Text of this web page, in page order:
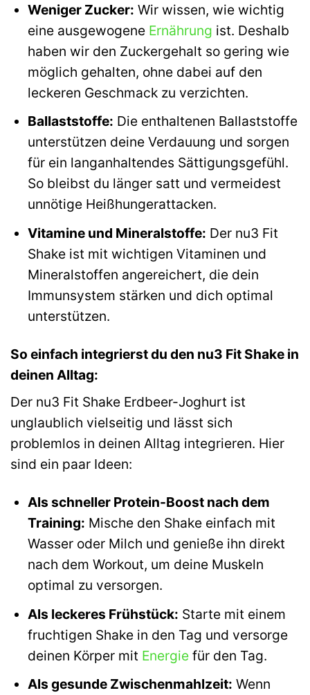
Weniger Zucker: Wir wissen, wie wichtig
eine ausgewogene Ernährung ist. Deshalb
haben wir den Zuckergehalt so gering wie
möglich gehalten, ohne dabei auf den
leckeren Geschmack zu verzichten.
Ballaststoffe: Die enthaltenen Ballaststoffe
unterstützen deine Verdauung und sorgen
für ein langanhaltendes Sättigungsgefühl.
So bleibst du länger satt und vermeidest
unnötige Heißhungerattacken.
Vitamine und Mineralstoffe: Der nu3 Fit
Shake ist mit wichtigen Vitaminen und
Mineralstoffen angereichert, die dein
Immunsystem stärken und dich optimal
unterstützen.
So einfach integrierst du den nu3 Fit Shake in
deinen Alltag:
Der nu3 Fit Shake Erdbeer-Joghurt ist
unglaublich vielseitig und lässt sich
problemlos in deinen Alltag integrieren. Hier
sind ein paar Ideen:
Als schneller Protein-Boost nach dem
Training: Mische den Shake einfach mit
Wasser oder Milch und genieße ihn direkt
nach dem Workout, um deine Muskeln
optimal zu versorgen.
Als leckeres Frühstück: Starte mit einem
fruchtigen Shake in den Tag und versorge
deinen Körper mit Energiefür den Tag.
Als gesunde Zwischenmahlzeit: Wenn